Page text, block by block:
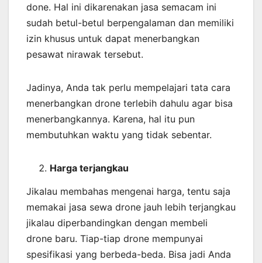
done. Hal ini dikarenakan jasa semacam ini
sudah betul-betul berpengalaman dan memiliki
izin khusus untuk dapat menerbangkan
pesawat nirawak tersebut.
Jadinya, Anda tak perlu mempelajari tata cara
menerbangkan drone terlebih dahulu agar bisa
menerbangkannya. Karena, hal itu pun
membutuhkan waktu yang tidak sebentar.
Harga terjangkau
Jikalau membahas mengenai harga, tentu saja
memakai jasa sewa drone jauh lebih terjangkau
jikalau diperbandingkan dengan membeli
drone baru. Tiap-tiap drone mempunyai
spesifikasi yang berbeda-beda. Bisa jadi Anda